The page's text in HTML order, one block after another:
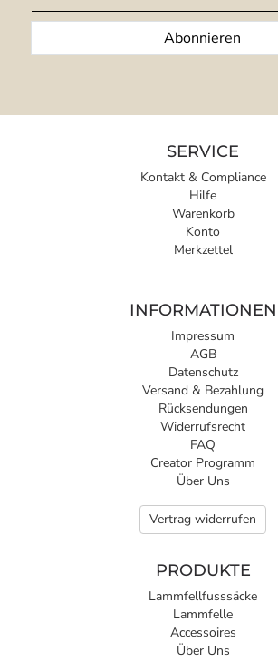
Abonnieren
SERVICE
Kontakt & Compliance
Hilfe
Warenkorb
Konto
Merkzettel
INFORMATIONEN
Impressum
AGB
Datenschutz
Versand & Bezahlung
Rücksendungen
Widerrufsrecht
FAQ
Creator Programm
Über Uns
Vertrag widerrufen
PRODUKTE
Lammfellfusssäcke
Lammfelle
Accessoires
Über Uns